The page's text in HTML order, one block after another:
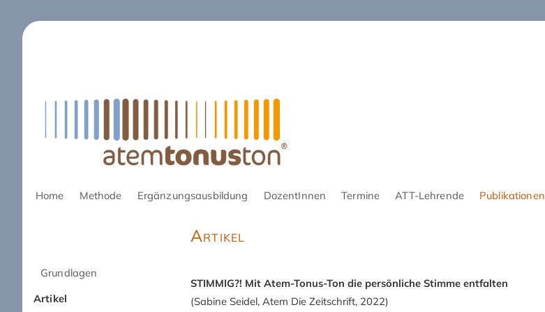
Navigation
Home Methode Ergänzungsausbildung DozentInnen Termine ATT-Lehrende Publikationen
Artikel
STIMMIG?! Mit Atem-Tonus-Ton die persönliche Stimme entfalten
(Sabine Seidel, Atem Die Zeitschrift, 2022)
Navigation
Grundlagen
Artikel